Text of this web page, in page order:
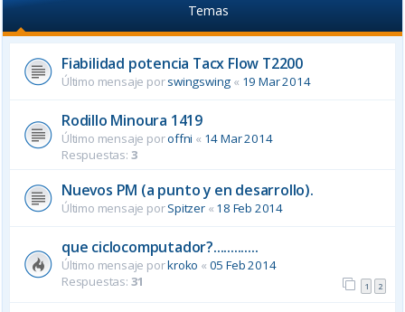
Temas
Fiabilidad potencia Tacx Flow T2200
Último mensaje porswingswing « 19 Mar 2014
Rodillo Minoura 1419
Último mensaje poroffni « 14 Mar 2014
Respuestas: 3
Nuevos PM (a punto y en desarrollo).
Último mensaje porSpitzer« 18 Feb 2014
que ciclocomputador?.............
Último mensaje porkroko « 05 Feb 2014
Respuestas: 31 1 2